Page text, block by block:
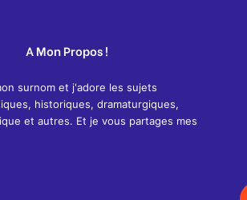
A Mon Propos !
surnom et j'adore les sujets
historiques, dramaturgiques,
et autres. Et je vous partages mes